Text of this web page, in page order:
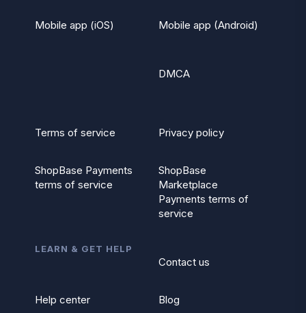
Mobile app (iOS) Mobile app (Android)
DMCA
Terms of service Privacy policy
ShopBase Payments
terms of service
ShopBase
Marketplace
Payments terms of
service
LEARN & GET HELP
Contact us
Help center Blog